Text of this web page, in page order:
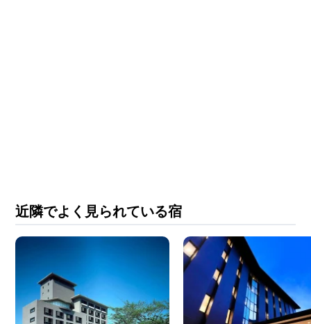
近隣でよく見られている宿